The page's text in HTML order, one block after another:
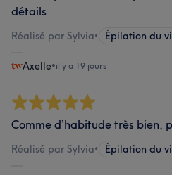
détails
Réalisé par Sylvia• Épilation du
Axelle•il y a 19 jours
Comme d’habitude très bien,
Réalisé par Sylvia• Épilation du